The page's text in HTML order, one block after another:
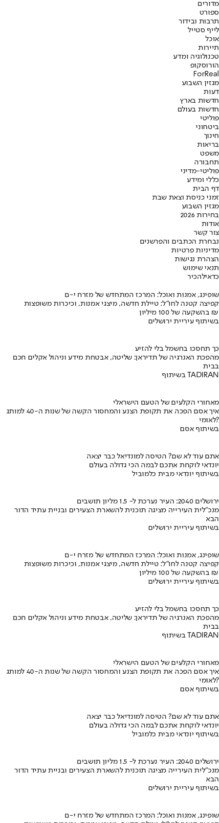
מדורים
ספורט
תרבות ובידור
לייף סטייל
אוכל
תיירות
טכנולוגיה ומדע
הורוסקופ
ForReal
מגזין השבוע
דעות
חדשות בארץ
חדשות בעולם
פוליטי
ביטחוני
חינוך
בריאות
משפט
תחבורה
פוליטי-מדיני
כללי ומידע
דף הבית
זמני כניסת וצאת שבת
מגזין השבוע
בחירות 2026
אודות
צור קשר
נבחרת הכתבים והפרשנים
מדיניות פרטיות
הצהרת נגישות
תנאי שימוש
כדאילהכיר
שופינג, אמנות ואוכל: המרכז המתחדש של מזרח י-ם
קפיצה קטנה לחו"ל: טיילת חדשה, מיצגי אמנות, וכיכרות משופצות
בהשקעה של 100 מיליון ₪
בשיתוף עיריית ירושלים
כך תחסכו בחשמל בלי להזיע
מהפכת האנרגיה של תדיראן: שליטה, אבטחת מידע וניהול אקלים חכם
בבית
בשיתוף TADIRAN
מאחורי הקלעים של הטעם הישראלי
איך אסם הפכה את תקופת הצנע והמחסור הקשה של שנות ה-40 למותג
לאומי?
בשיתוף אסם
אתם עוד לא שם? הטיסה למונדיאל כבר יצאה
יונדאי לוקחת אתכם לבמה הכי גדולה בעולם
בשיתוף יונדאי מבית כלמוביל
ירושלים 2040: העיר נערכת ל- 1.5 מליון תושבים
מנכ"לית העירייה מציגה תוכנית להשארת הצעירים ובניית עתיד הדור
הבא
בשיתוף עיריית ירושלים
שופינג, אמנות ואוכל: המרכז המתחדש של מזרח י-ם
קפיצה קטנה לחו"ל: טיילת חדשה, מיצגי אמנות, וכיכרות משופצות
בהשקעה של 100 מיליון ₪
בשיתוף עיריית ירושלים
כך תחסכו בחשמל בלי להזיע
מהפכת האנרגיה של תדיראן: שליטה, אבטחת מידע וניהול אקלים חכם
בבית
בשיתוף TADIRAN
מאחורי הקלעים של הטעם הישראלי
איך אסם הפכה את תקופת הצנע והמחסור הקשה של שנות ה-40 למותג
לאומי?
בשיתוף אסם
אתם עוד לא שם? הטיסה למונדיאל כבר יצאה
יונדאי לוקחת אתכם לבמה הכי גדולה בעולם
בשיתוף יונדאי מבית כלמוביל
ירושלים 2040: העיר נערכת ל- 1.5 מליון תושבים
מנכ"לית העירייה מציגה תוכנית להשארת הצעירים ובניית עתיד הדור
הבא
בשיתוף עיריית ירושלים
שופינג, אמנות ואוכל: המרכז המתחדש של מזרח י-ם